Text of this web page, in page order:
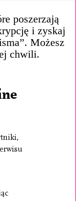
poszerzają
i zyskaj
Możesz
chwili.